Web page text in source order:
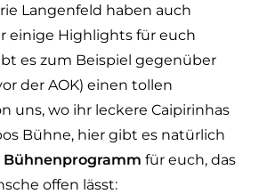
Langenfeld haben auch
einige Highlights für euch
es zum Beispiel gegenüber
der AOK) einen tollen
uns, wo ihr leckere Caipirinhas
Bühne, hier gibt es natürlich
Bühnenprogramm für euch, das
offen lässt: